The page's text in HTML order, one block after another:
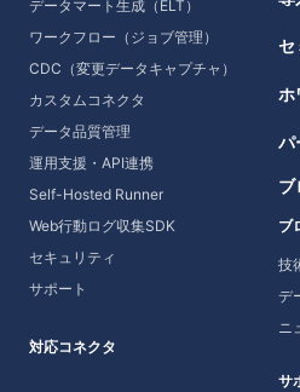
データマート生成（ELT）
ワークフロー（ジョブ管理）
CDC（変更データキャプチャ）
カスタムコネクタ
データ品質管理
運用支援・API連携
Self-Hosted Runner
Web行動ログ収集SDK
セキュリティ
サポート
対応コネクタ
セ
ホ
パ
ブ
ブ
技
デ
ニ
サ